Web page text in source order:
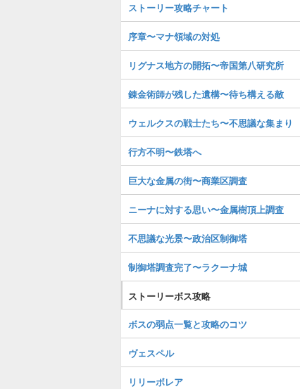
ストーリー攻略チャート
序章〜マナ領域の対処
リグナス地方の開拓〜帝国第八研究所
錬金術師が残した遺構〜待ち構える敵
ウェルクスの戦士たち〜不思議な集まり
行方不明〜鉄塔へ
巨大な金属の街〜商業区調査
ニーナに対する思い〜金属樹頂上調査
不思議な光景〜政治区制御塔
制御塔調査完了〜ラクーナ城
ストーリーボス攻略
ボスの弱点一覧と攻略のコツ
ヴェスペル
リリーボレア